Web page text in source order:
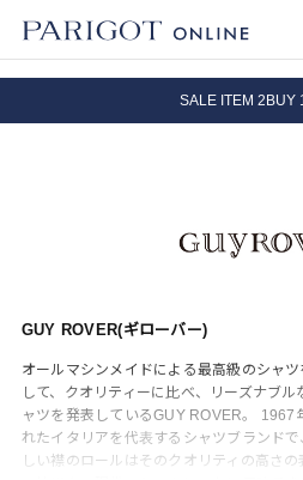
8.5 wedに会員プログラムが
SALE ITEM 2BUY
GUY ROVER(ギローバー)
オールマシンメイドによる最高級のシャ
して、クオリティーに比べ、リーズナブ
ャツを発表しているGUY ROVER。 1967
れたイタリアを代表するシャツブランド
しい襟のロールはそのクオリティの高さ